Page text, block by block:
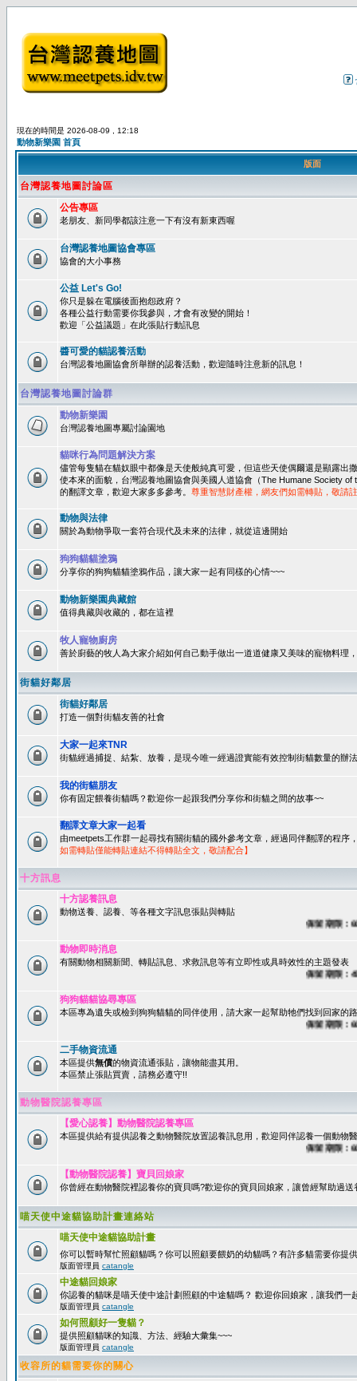
現在的時間是 2026-08-09 , 12:18
動物新樂園 首頁
版面
台灣認養地圖討論區
公告專區
老朋友、新同學都該注意一下有沒有新東西喔
台灣認養地圖協會專區
協會的大小事務
公益 Let's Go!
你只是躲在電腦後面抱怨政府？
各種公益行動需要你我參與，才會有改變的開始！
歡迎「公益議題」在此張貼行動訊息
醬可愛的貓認養活動
台灣認養地圖協會所舉辦的認養活動，歡迎隨時注意新的訊息！
台灣認養地圖討論群
動物新樂園
台灣認養地圖專屬討論園地
貓咪行為問題解決方案
儘管每隻貓在貓奴眼中都像是天使般純真可愛，但這些天使偶爾還是顯露出
使本來的面貌，台灣認養地圖協會與美國人道協會（The Humane Society
的翻譯文章，歡迎大家多多參考。 尊重智慧財產權，網友們如需轉貼，敬請
動物與法律
關於為動物爭取一套符合現代及未來的法律，就從這邊開始
狗狗貓貓塗鴉
分享你的狗狗貓貓塗鴉作品，讓大家一起有同樣的心情~~~
動物新樂園典藏館
值得典藏與收藏的，都在這裡
牧人寵物廚房
善於廚藝的牧人為大家介紹如何自己動手做出一道道健康又美味的寵物料理
街貓好鄰居
街貓好鄰居
打造一個對街貓友善的社會
大家一起來TNR
街貓經過捕捉、結紮、放養，是現今唯一經過證實能有效控制街貓數量的辦
我的街貓朋友
你有固定餵養街貓嗎？歡迎你一起跟我們分享你和街貓之間的故事~~
翻譯文章大家一起看
由meetpets工作群一起尋找有關街貓的國外參考文章，經過同伴翻譯的程序
如需轉貼僅能轉貼連結不得轉貼全文，敬請配合】
十方訊息
十方認養訊息
動物送養、認養、等各種文字訊息張貼與轉貼
保留期限：60天
動物即時消息
有關動物相關新聞、轉貼訊息、求救訊息等有立即性或具時效性的主題發表
保留期限：45天
狗狗貓貓協尋專區
本區專為遺失或檢到狗狗貓貓的同伴使用，請大家一起幫助牠們找到回家的
保留期限：60天
二手物資流通
本區提供無償的物資流通張貼，讓物能盡其用。
本區禁止張貼買賣，請務必遵守!!
動物醫院認養專區
【愛心認養】動物醫院認養專區
本區提供給有提供認養之動物醫院放置認養訊息用，歡迎同伴認養一個動物
保留期限：60天
【動物醫院認養】寶貝回娘家
你曾經在動物醫院裡認養你的寶貝嗎?歡迎你的寶貝回娘家，讓曾經幫助過
喵天使中途貓協助計畫連絡站
喵天使中途貓協助計畫
你可以暫時幫忙照顧貓嗎？你可以照顧要餵奶的幼貓嗎？有許多貓需要你提
版面管理員 catangle
中途貓回娘家
你認養的貓咪是喵天使中途計劃照顧的中途貓嗎？ 歡迎你回娘家，讓我們一
版面管理員 catangle
如何照顧好一隻貓？
提供照顧貓咪的知識、方法、經驗大彙集~~~
版面管理員 catangle
收容所的貓需要你的關心